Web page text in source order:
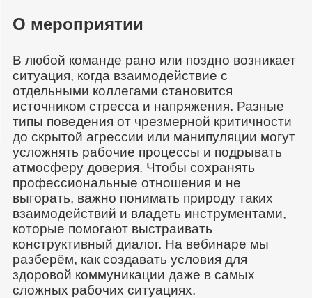
О мероприятии
В любой команде рано или поздно возникает
ситуация, когда взаимодействие с
отдельными коллегами становится
источником стресса и напряжения. Разные
типы поведения от чрезмерной критичности
до скрытой агрессии или манипуляции могут
усложнять рабочие процессы и подрывать
атмосферу доверия. Чтобы сохранять
профессиональные отношения и не
выгорать, важно понимать природу таких
взаимодействий и владеть инструментами,
которые помогают выстраивать
конструктивный диалог. На вебинаре мы
разберём, как создавать условия для
здоровой коммуникации даже в самых
сложных рабочих ситуациях.